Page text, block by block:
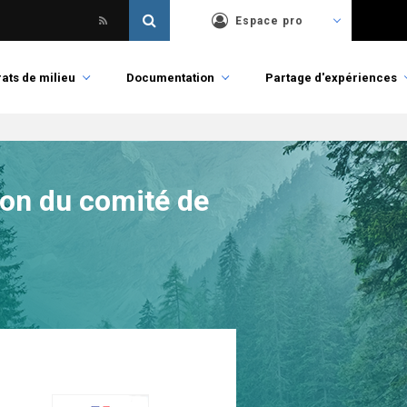
Espace pro
de milieu Documentation Partage d'expériences
du comité de